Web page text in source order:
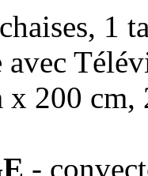
1
x 200 cm,
-